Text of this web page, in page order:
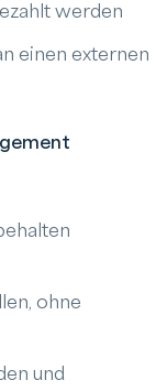
werden
einen externen
ohne
und